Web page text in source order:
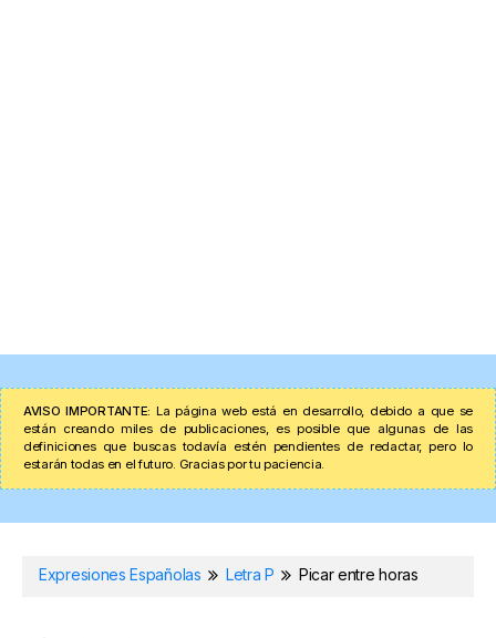
AVISO IMPORTANTE: La página web está en desarrollo, debido a que se
están creando miles de publicaciones, es posible que algunas de las
definiciones que buscas todavía estén pendientes de redactar, pero lo
estarán todas en el futuro. Gracias por tu paciencia.
Expresiones Españolas Letra P Picar entre horas